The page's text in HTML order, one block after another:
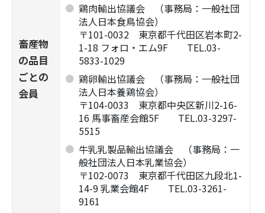
畜産物
の品目
ごとの
会員
鶏肉輸出協議会 （事務局：一般社団
法人日本食鳥協会）
〒101-0032 東京都千代田区岩本町2-
1-18 フォロ・エム9F TEL.03-
5833-1029
鶏卵輸出協議会 （事務局：一般社団
法人日本養鶏協会）
〒104-0033 東京都中央区新川2-16-
16 馬事畜産会館5F TEL.03-3297-
5515
牛乳乳製品輸出協議会 （事務局：一
般社団法人日本乳業協会）
〒102-0073 東京都千代田区九段北1-
14-9 乳業会館4F TEL.03-3261-
9161